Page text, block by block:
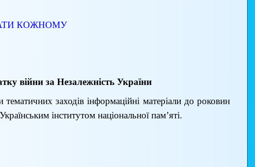
КОЖНОМУ
війни за Незалежність України
заходів інформаційні матеріали до роковин
інститутом національної пам’яті.